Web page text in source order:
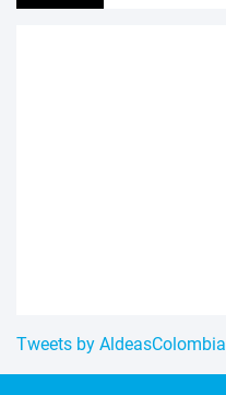
Tweets by AldeasColombia